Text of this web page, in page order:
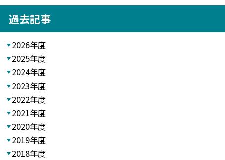
過去記事
2026年度
2025年度
2024年度
2023年度
2022年度
2021年度
2020年度
2019年度
2018年度